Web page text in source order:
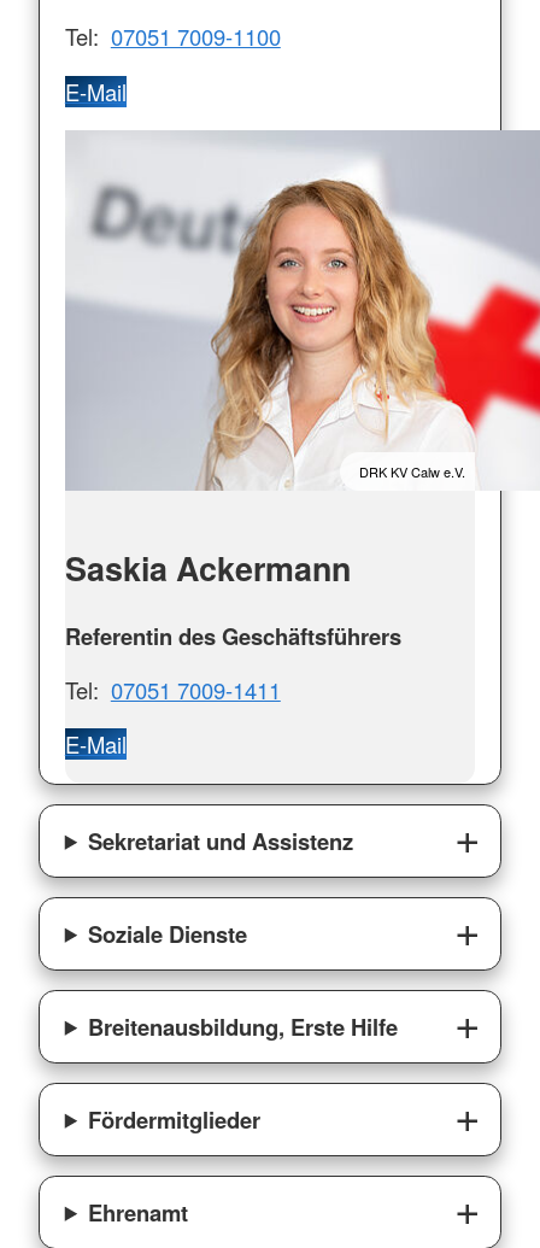
Tel: 07051 7009-1100
E-Mail
DRK KV Calw e.V.
Saskia Ackermann
Referentin des Geschäftsführers
Tel: 07051 7009-1411
E-Mail
Sekretariat und Assistenz
Soziale Dienste
Breitenausbildung, Erste Hilfe
Fördermitglieder
Ehrenamt